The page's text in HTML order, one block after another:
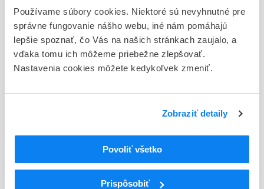
Používame súbory cookies. Niektoré sú nevyhnutné pre
správne fungovanie nášho webu, iné nám pomáhajú
lepšie spoznať, čo Vás na našich stránkach zaujalo, a
vďaka tomu ich môžeme priebežne zlepšovať.
Nastavenia cookies môžete kedykoľvek zmeniť.
Zobraziť detaily
Povoliť všetko
Prispôsobiť
D - Registrácia bez obmedzenia platnosti
Typ registračnej procedúry
Národná
Držiteľ, krajina
KRV A KRVOTVORNÉ ORGÁNY
NÁHRADY KRVI A PERFÚZNE ROZTOKY